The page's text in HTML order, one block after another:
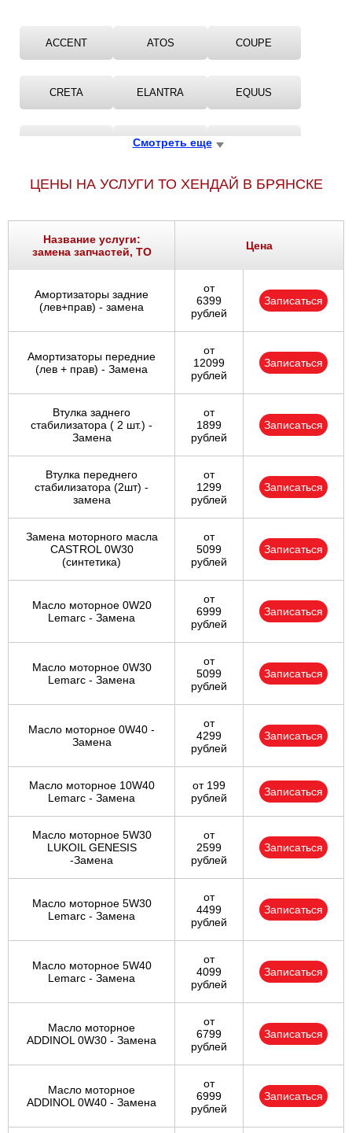
ACCENT ATOS COUPE
CRETA ELANTRA EQUUS
GENESIS
GRAND GRAND SANTA F? GRANDEUR
LANTRA MATRIX
NF PONY
TERRACAN TUCSON
VELOSTER i10
i20 i30
Смотреть еще
ЦЕНЫ НА УСЛУГИ ТО ХЕНДАЙ В БРЯНСКЕ
Название услуги:
замена запчастей, ТО
Цена
Амортизаторы задние
(лев+прав) - замена
от
6399
рублей
Записаться
Амортизаторы передние
(лев + прав) - Замена
от
12099
рублей
Записаться
Втулка заднего
стабилизатора ( 2 шт.) -
Замена
от
1899
рублей
Записаться
Втулка переднего
стабилизатора (2шт) -
замена
от
1299
рублей
Записаться
Замена моторного масла
CASTROL 0W30
(синтетика)
от
5099
рублей
Записаться
Масло моторное 0W20
Lemarc - Замена
от
6999
рублей
Записаться
Масло моторное 0W30
Lemarc - Замена
от
5099
рублей
Записаться
Масло моторное 0W40 -
Замена
от
4299
рублей
Записаться
Масло моторное 10W40
Lemarc - Замена
от 199
рублей
Записаться
Масло моторное 5W30
LUKOIL GENESIS
-Замена
от
2599
рублей
Записаться
Масло моторное 5W30
Lemarc - Замена
от
4499
рублей
Записаться
Масло моторное 5W40
Lemarc - Замена
от
4099
рублей
Записаться
Масло моторное
ADDINOL 0W30 - Замена
от
6799
рублей
Записаться
Масло моторное
ADDINOL 0W40 - Замена
от
6999
рублей
Записаться